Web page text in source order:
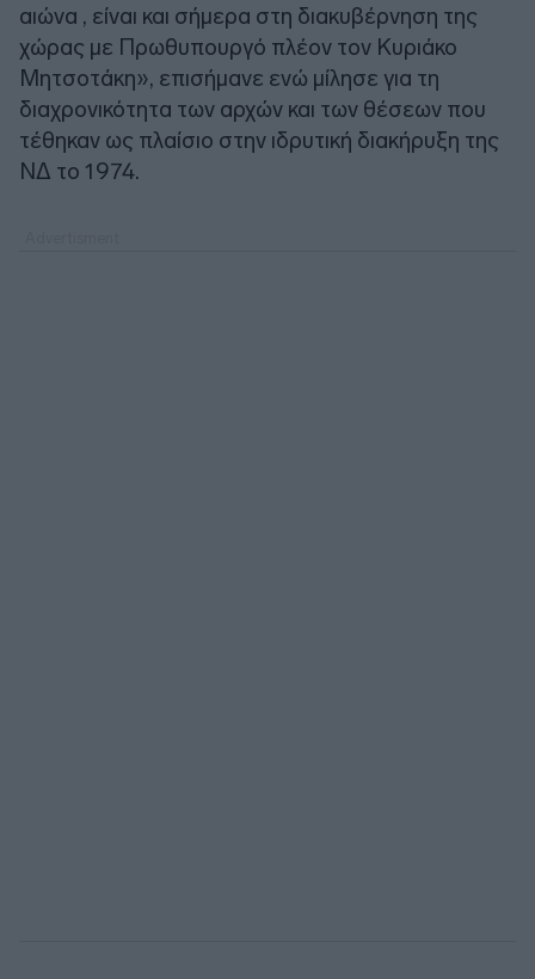
αιώνα , είναι και σήμερα στη διακυβέρνηση της
χώρας με Πρωθυπουργό πλέον τον Κυριάκο
Μητσοτάκη», επισήμανε ενώ μίλησε για τη
διαχρονικότητα των αρχών και των θέσεων που
τέθηκαν ως πλαίσιο στην ιδρυτική διακήρυξη της
ΝΔ το 1974.